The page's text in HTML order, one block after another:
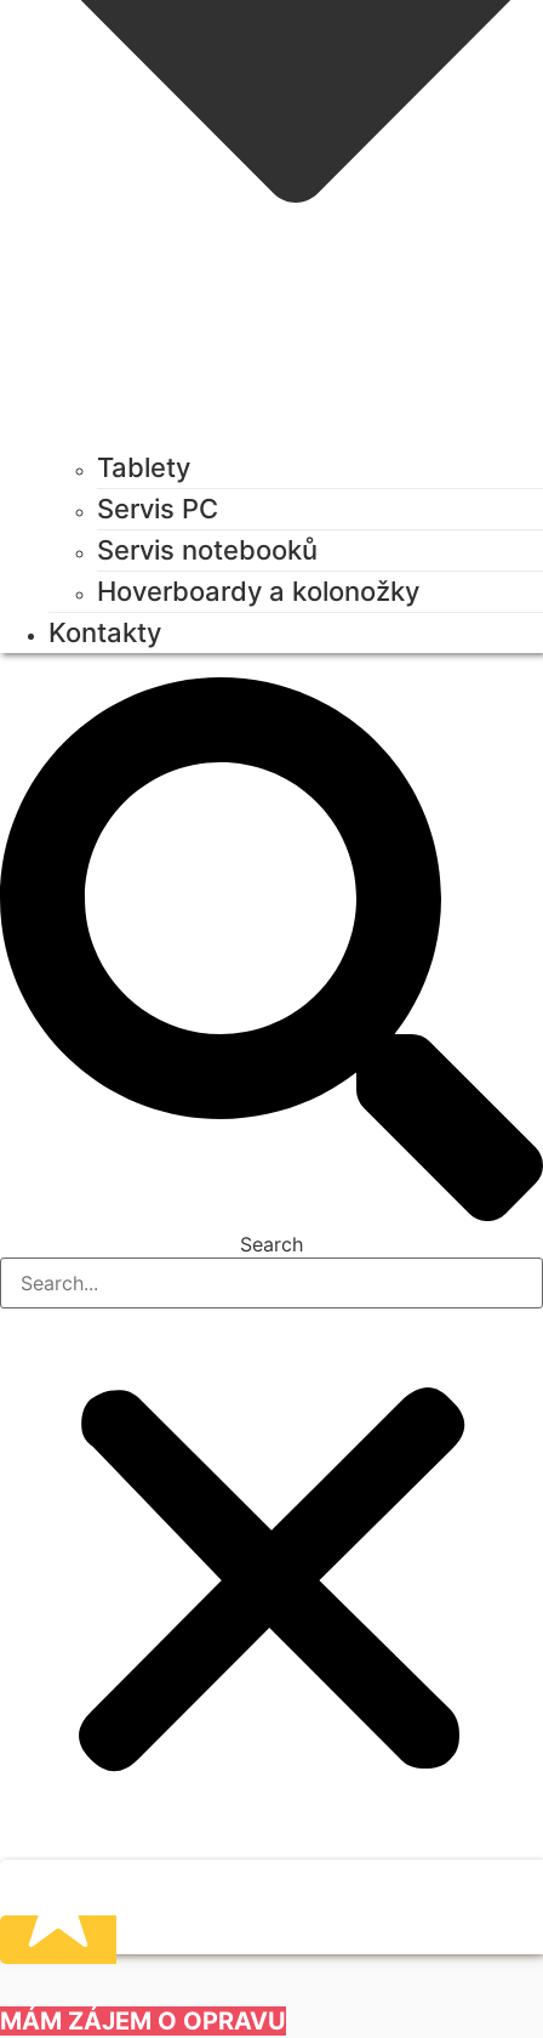
Tablety
Servis PC
Servis notebooků
Hoverboardy a kolonožky
Kontakty
Search
MÁM ZÁJEM O OPRAVU